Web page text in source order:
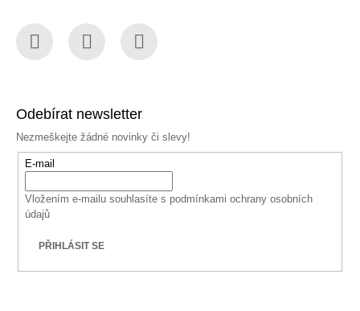
Odebírat newsletter
Nezmeškejte žádné novinky či slevy!
E-mail
Vložením e-mailu souhlasíte s podmínkami ochrany osobních
údajů
PŘIHLÁSIT SE